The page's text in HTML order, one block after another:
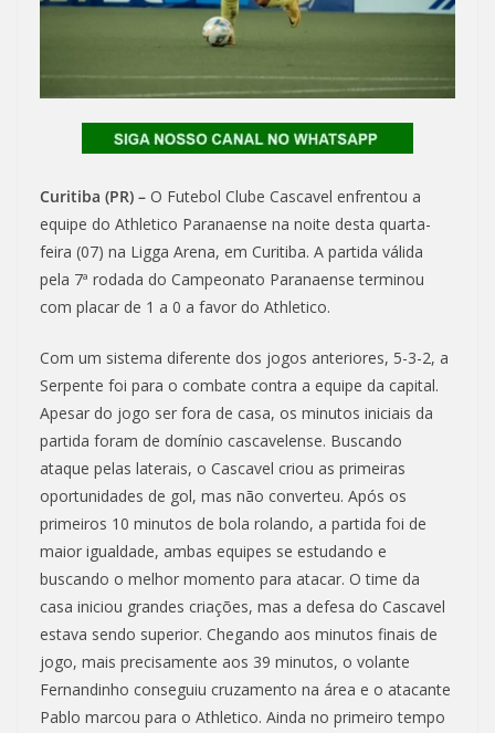
Curitiba (PR) – O Futebol Clube Cascavel enfrentou a
equipe do Athletico Paranaense na noite desta quarta-
feira (07) na Ligga Arena, em Curitiba. A partida válida
pela 7ª rodada do Campeonato Paranaense terminou
com placar de 1 a 0 a favor do Athletico.
Com um sistema diferente dos jogos anteriores, 5-3-2, a
Serpente foi para o combate contra a equipe da capital.
Apesar do jogo ser fora de casa, os minutos iniciais da
partida foram de domínio cascavelense. Buscando
ataque pelas laterais, o Cascavel criou as primeiras
oportunidades de gol, mas não converteu. Após os
primeiros 10 minutos de bola rolando, a partida foi de
maior igualdade, ambas equipes se estudando e
buscando o melhor momento para atacar. O time da
casa iniciou grandes criações, mas a defesa do Cascavel
estava sendo superior. Chegando aos minutos finais de
jogo, mais precisamente aos 39 minutos, o volante
Fernandinho conseguiu cruzamento na área e o atacante
Pablo marcou para o Athletico. Ainda no primeiro tempo